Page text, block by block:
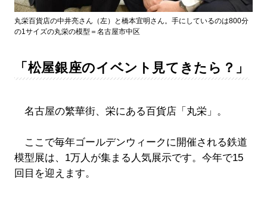
丸栄百貨店の中井亮さん（左）と橋本宜明さん。手にしているのは800分
の1サイズの丸栄の模型＝名古屋市中区
「松屋銀座のイベント見てきたら？」
名古屋の繁華街、栄にある百貨店「丸栄」。
ここで毎年ゴールデンウィークに開催される鉄道
模型展は、1万人が集まる人気展示です。今年で15
回目を迎えます。